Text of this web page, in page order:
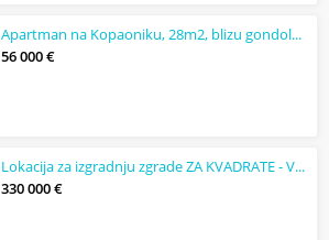
Apartman na Kopaoniku, 28m2, blizu gondole, naselje Brzeće
56 000 €
Lokacija za izgradnju zgrade ZA KVADRATE - Vrnjačka Banja
330 000 €